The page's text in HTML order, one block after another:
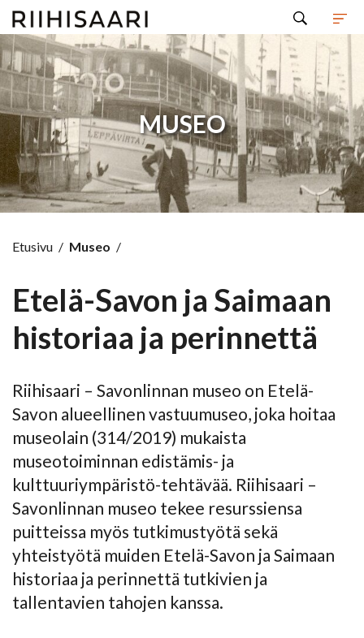
MUSEO
Etusivu / Museo /
Etelä-Savon ja Saimaan
historiaa ja perinnettä
Riihisaari – Savonlinnan museo on Etelä-
Savon alueellinen vastuumuseo, joka hoitaa
museolain (314/2019) mukaista
museotoiminnan edistämis- ja
kulttuuriympäristö-tehtävää. Riihisaari –
Savonlinnan museo tekee resurssiensa
puitteissa myös tutkimustyötä sekä
yhteistyötä muiden Etelä-Savon ja Saimaan
historiaa ja perinnettä tutkivien ja
tallentavien tahojen kanssa.